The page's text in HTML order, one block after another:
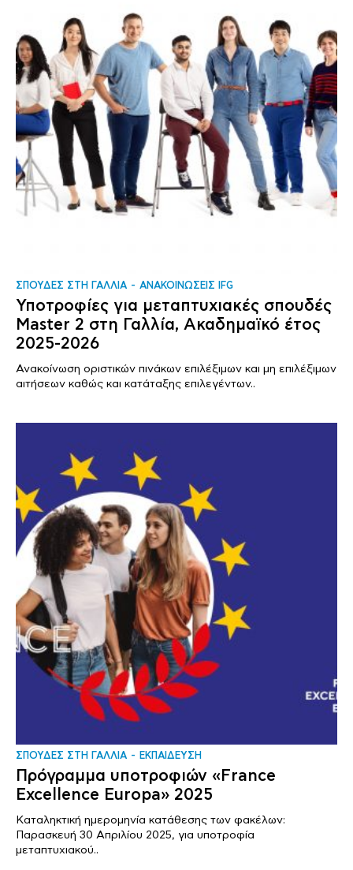
ΣΠΟΥΔΕΣ ΣΤΗ ΓΑΛΛΙΑ ΑΝΑΚΟΙΝΩΣΕΙΣ IFG
Υποτροφίες για μεταπτυχιακές σπουδές
Master 2 στη Γαλλία, Ακαδημαϊκό έτος
2025-2026
Ανακοίνωση οριστικών πινάκων επιλέξιμων και μη επιλέξιμων
αιτήσεων καθώς και κατάταξης επιλεγέντων..
ΣΠΟΥΔΕΣ ΣΤΗ ΓΑΛΛΙΑ ΕΚΠΑΙΔΕΥΣΗ
Πρόγραμμα υποτροφιών «France
Excellence Europa» 2025
Καταληκτική ημερομηνία κατάθεσης των φακέλων:
Παρασκευή 30 Απριλίου 2025, για υποτροφία
μεταπτυχιακού..